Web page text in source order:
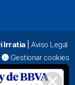
Irratia|Aviso Legal
Gestionar cookies
94 423 92 00|